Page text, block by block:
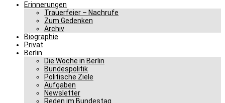
Erinnerungen
Trauerfeier – Nachrufe
Zum Gedenken
Archiv
Biographie
Privat
Berlin
Die Woche in Berlin
Bundespolitik
Politische Ziele
Aufgaben
Newsletter
Reden im Bundestag